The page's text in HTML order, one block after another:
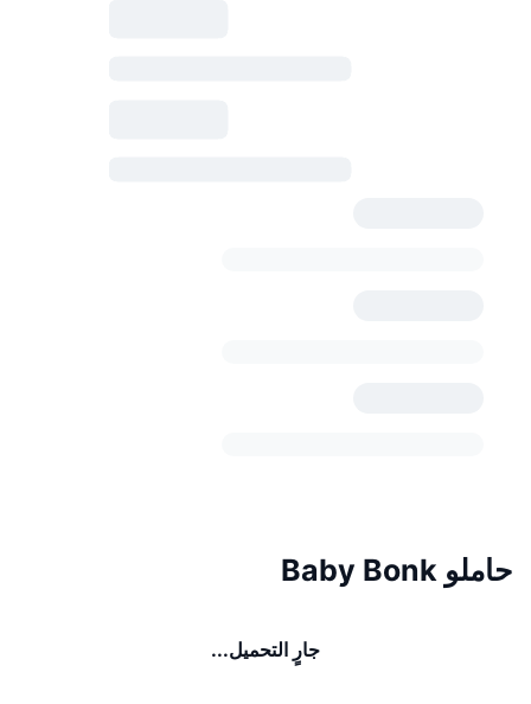
حاملو Baby Bonk
جارٍ التحميل...